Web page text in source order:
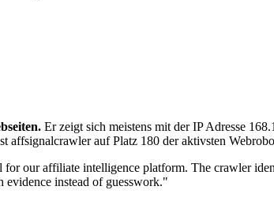
Er zeigt sich meistens mit der IP Adresse
auf Platz 180 der aktivsten
for our affiliate intelligence platform. The crawler
evidence instead of guesswork."